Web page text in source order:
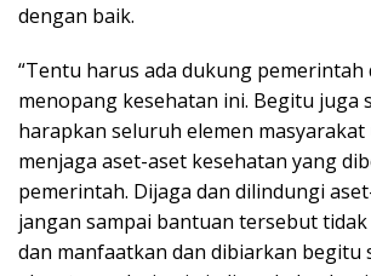
dengan baik.
“Tentu harus ada dukung pemerintah
menopang kesehatan ini. Begitu juga
harapkan seluruh elemen
menjaga aset-aset kesehatan yang
pemerintah. Dijaga dan dilindungi
jangan sampai bantuan tersebut
dan manfaatkan dan dibiarkan begitu